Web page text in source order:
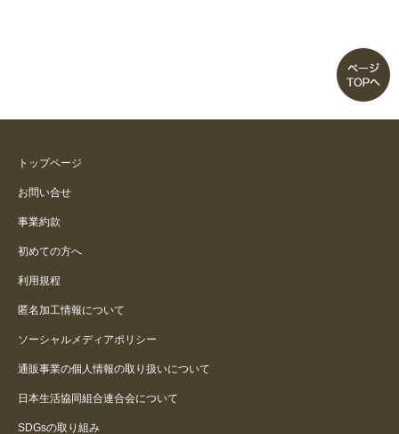
トップページ
お問い合せ
事業約款
初めての方へ
利用規程
匿名加工情報について
ソーシャルメディアポリシー
通販事業の個人情報の取り扱いについて
日本生活協同組合連合会について
SDGsの取り組み